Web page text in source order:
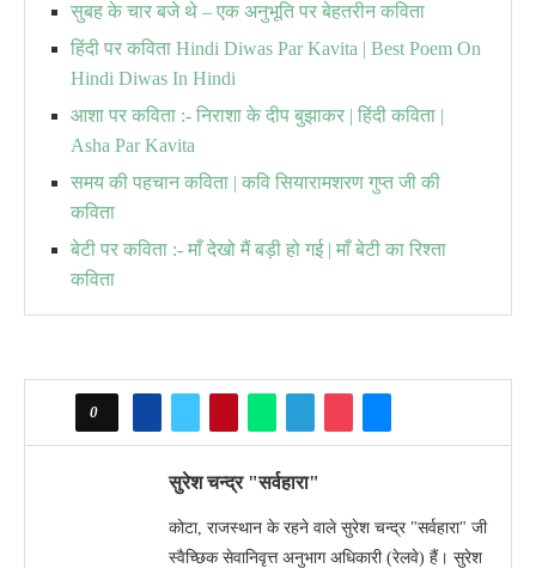
सुबह के चार बजे थे – एक अनुभूति पर बेहतरीन कविता
हिंदी पर कविता Hindi Diwas Par Kavita | Best Poem On
Hindi Diwas In Hindi
आशा पर कविता :- निराशा के दीप बुझाकर | हिंदी कविता |
Asha Par Kavita
समय की पहचान कविता | कवि सियारामशरण गुप्त जी की
कविता
बेटी पर कविता :- माँ देखो मैं बड़ी हो गई | माँ बेटी का रिश्ता
कविता
0
सुरेश चन्द्र "सर्वहारा"
कोटा, राजस्थान के रहने वाले सुरेश चन्द्र "सर्वहारा" जी
स्वैच्छिक सेवानिवृत्त अनुभाग अधिकारी (रेलवे) हैं। सुरेश